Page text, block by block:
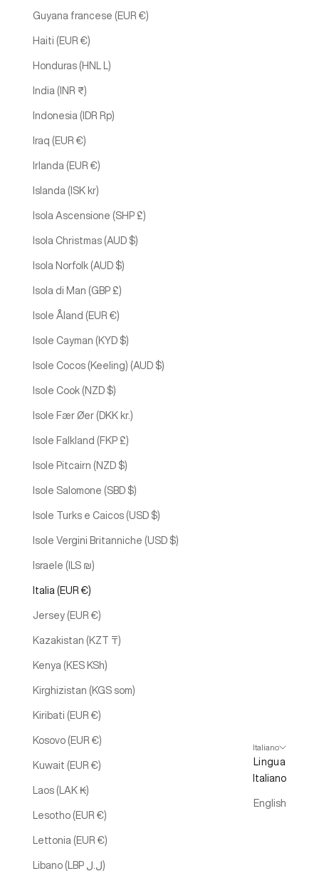
Guyana francese (EUR €)
Haiti (EUR €)
Honduras (HNL L)
India (INR ₹)
Indonesia (IDR Rp)
Iraq (EUR €)
Irlanda (EUR €)
Islanda (ISK kr)
Isola Ascensione (SHP £)
Isola Christmas (AUD $)
Isola Norfolk (AUD $)
Isola di Man (GBP £)
Isole Åland (EUR €)
Isole Cayman (KYD $)
Isole Cocos (Keeling) (AUD $)
Isole Cook (NZD $)
Isole Fær Øer (DKK kr.)
Isole Falkland (FKP £)
Isole Pitcairn (NZD $)
Isole Salomone (SBD $)
Isole Turks e Caicos (USD $)
Isole Vergini Britanniche (USD $)
Israele (ILS ₪)
Italia (EUR €)
Jersey (EUR €)
Kazakistan (KZT ₸)
Kenya (KES KSh)
Kirghizistan (KGS som)
Kiribati (EUR €)
Kosovo (EUR €)
Kuwait (EUR €)
Laos (LAK ₭)
Lesotho (EUR €)
Lettonia (EUR €)
Libano (LBP ل.ل)
Italiano
Lingua
Italiano
English